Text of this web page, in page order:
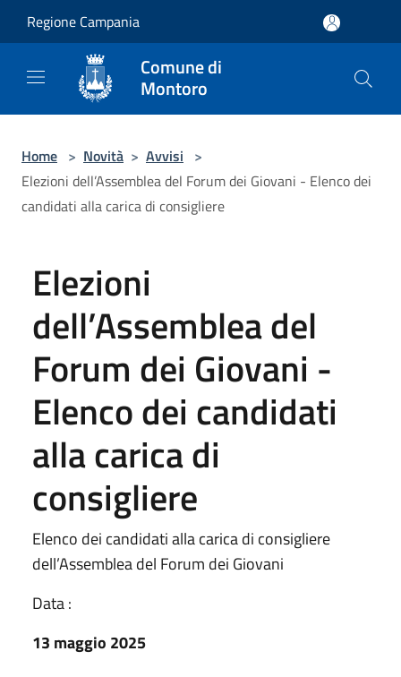
Regione Campania
Comune di
Montoro
Home > Novità > Avvisi >
Elezioni dell’Assemblea del Forum dei Giovani - Elenco dei
candidati alla carica di consigliere
Elezioni
dell’Assemblea del
Forum dei Giovani -
Elenco dei candidati
alla carica di
consigliere
Elenco dei candidati alla carica di consigliere
dell’Assemblea del Forum dei Giovani
Data :
13 maggio 2025